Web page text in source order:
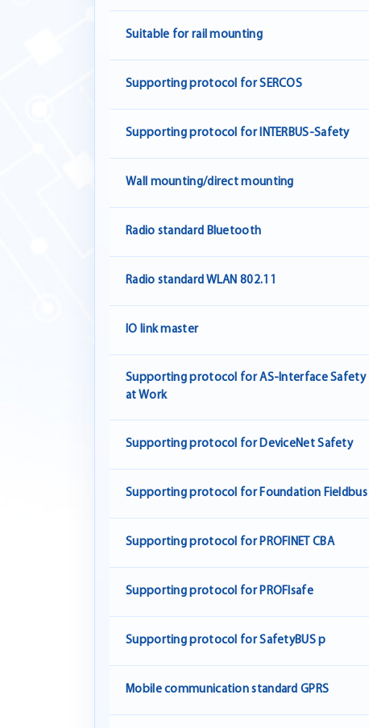
Suitable for rail mounting
Supporting protocol for SERCOS
Supporting protocol for INTERBUS-Safety
Wall mounting/direct mounting
Radio standard Bluetooth
Radio standard WLAN 802.11
IO link master
Supporting protocol for AS-Interface Safety
at Work
Supporting protocol for DeviceNet Safety
Supporting protocol for Foundation Fieldbus
Supporting protocol for PROFINET CBA
Supporting protocol for PROFIsafe
Supporting protocol for SafetyBUS p
Mobile communication standard GPRS